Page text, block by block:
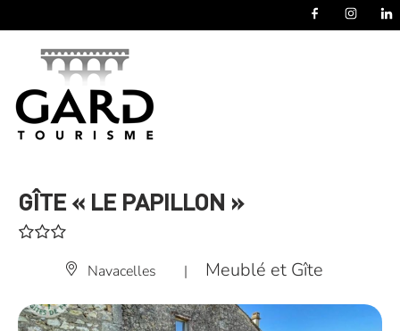
GÎTE « LE PAPILLON »
Navacelles | Meublé et Gîte